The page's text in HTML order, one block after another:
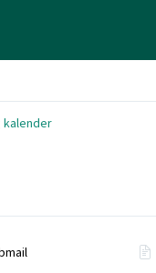
kalender